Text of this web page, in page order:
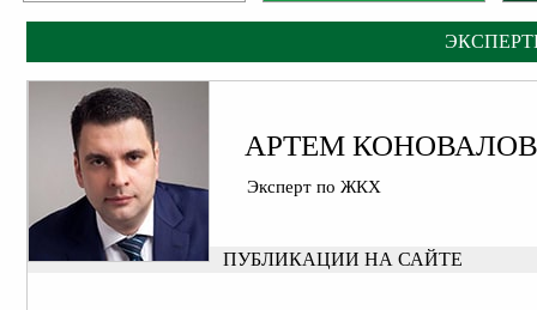
АРТЕМ КОНОВАЛОВ
Эксперт по ЖКХ
ПУБЛИКАЦИИ НА САЙТЕ